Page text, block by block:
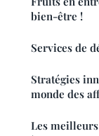
bien-être !
Services de
Stratégies
monde des
Les